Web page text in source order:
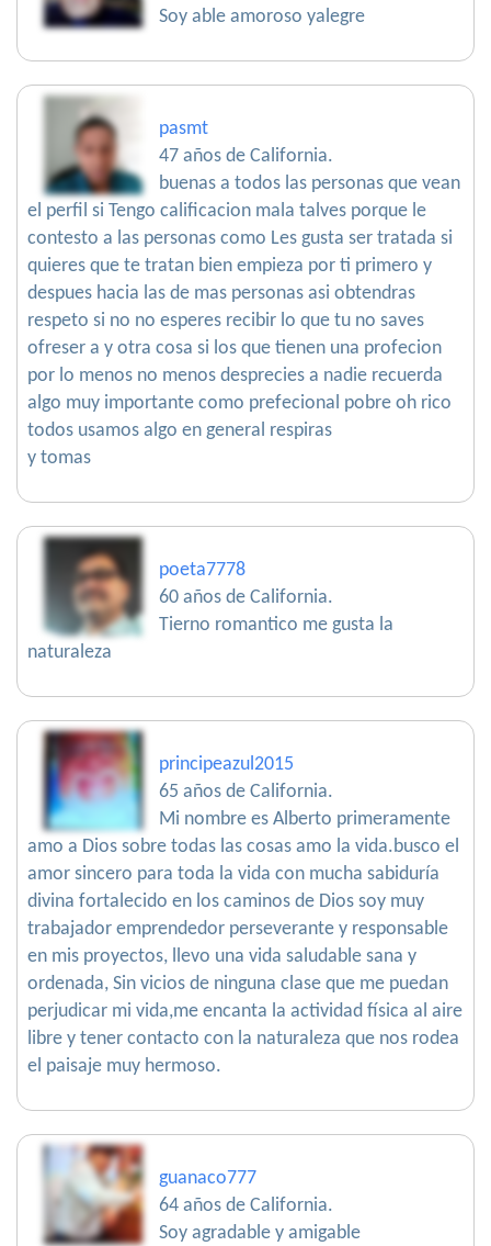
Soy able amoroso yalegre
pasmt
47 años de California.
buenas a todos las personas que vean
el perfil si Tengo calificacion mala talves porque le
contesto a las personas como Les gusta ser tratada si
quieres que te tratan bien empieza por ti primero y
despues hacia las de mas personas asi obtendras
respeto si no no esperes recibir lo que tu no saves
ofreser a y otra cosa si los que tienen una profecion
por lo menos no menos desprecies a nadie recuerda
algo muy importante como prefecional pobre oh rico
todos usamos algo en general respiras
y tomas
poeta7778
60 años de California.
Tierno romantico me gusta la
naturaleza
principeazul2015
65 años de California.
Mi nombre es Alberto primeramente
amo a Dios sobre todas las cosas amo la vida.busco el
amor sincero para toda la vida con mucha sabiduría
divina fortalecido en los caminos de Dios soy muy
trabajador emprendedor perseverante y responsable
en mis proyectos, llevo una vida saludable sana y
ordenada, Sin vicios de ninguna clase que me puedan
perjudicar mi vida,me encanta la actividad física al aire
libre y tener contacto con la naturaleza que nos rodea
el paisaje muy hermoso.
guanaco777
64 años de California.
Soy agradable y amigable